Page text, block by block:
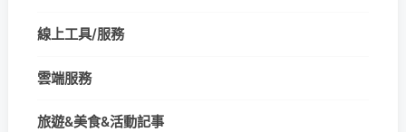
線上工具/服務
雲端服務
旅遊&美食&活動記事